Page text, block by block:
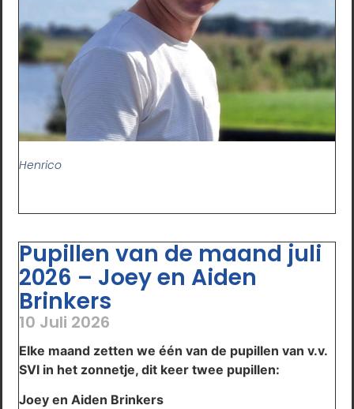
Henrico
Pupillen van de maand juli
2026 – Joey en Aiden
Brinkers
10 Juli 2026
Elke maand zetten we één van de pupillen van v.v.
SVI in het zonnetje, dit keer twee pupillen:
Joey en Aiden Brinkers